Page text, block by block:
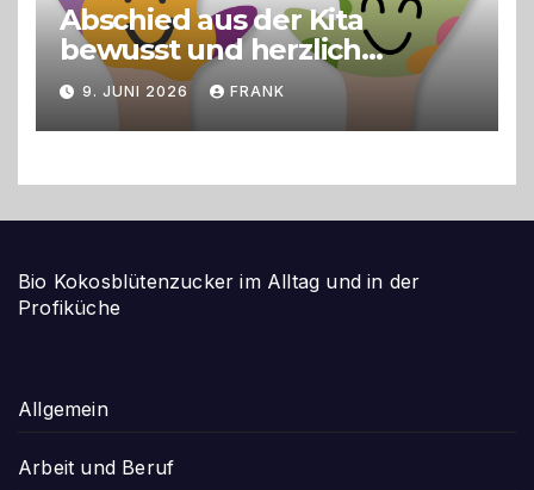
Abschied aus der Kita
bewusst und herzlich
gestalten
9. JUNI 2026 FRANK
Bio Kokosblütenzucker im Alltag und in der
Profiküche
Allgemein
Arbeit und Beruf